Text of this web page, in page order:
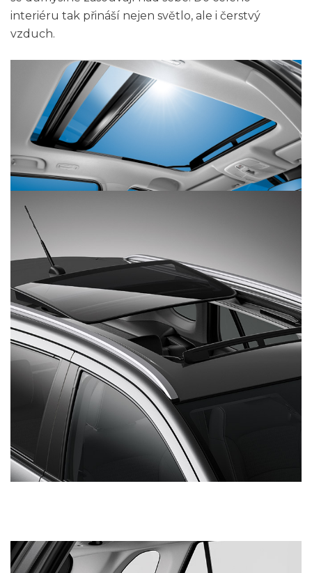
interiéru tak přináší nejen světlo, ale i čerstvý
vzduch.